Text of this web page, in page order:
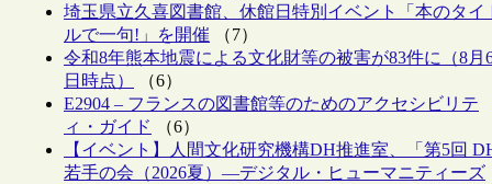
埼玉県立久喜図書館、休館日特別イベント「本のタイ
ルで一句!」を開催 （7）
令和8年熊本地震による文化財等の被害が83件に（8月
日時点）
（6）
E2904 – フランスの図書館等のためのアクセシビリテ
ィ・ガイド
（6）
【イベント】人間文化研究機構DH推進室、「第5回
若手の会（2026夏）―デジタル・ヒューマニティーズ